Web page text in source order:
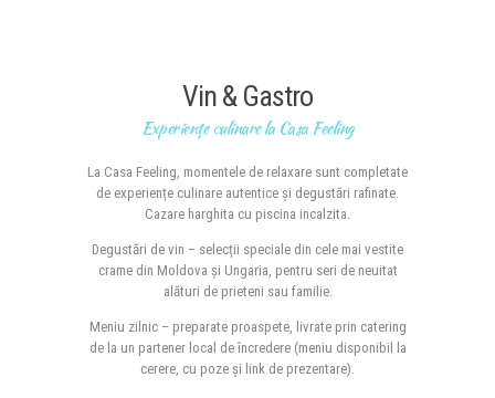
Vin & Gastro
Experiențe culinare la Casa Feeling
La Casa Feeling, momentele de relaxare sunt completate
de experiențe culinare autentice și degustări rafinate.
Cazare harghita cu piscina incalzita.
Degustări de vin – selecții speciale din cele mai vestite
crame din Moldova și Ungaria, pentru seri de neuitat
alături de prieteni sau familie.
Meniu zilnic – preparate proaspete, livrate prin catering
de la un partener local de încredere (meniu disponibil la
cerere, cu poze și link de prezentare).